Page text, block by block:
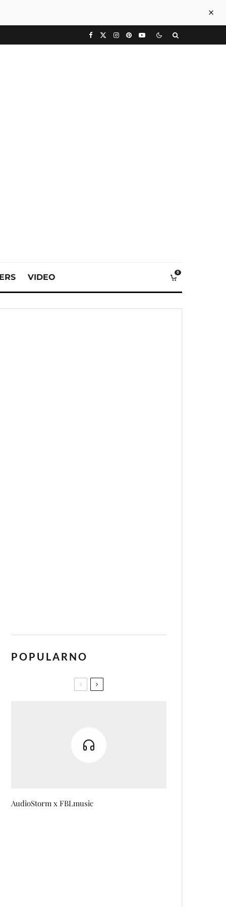
VIDEO 0
POPULARNO
AudioStorm x FBLmusic